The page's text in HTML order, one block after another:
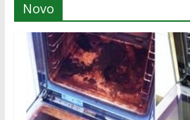
Novo